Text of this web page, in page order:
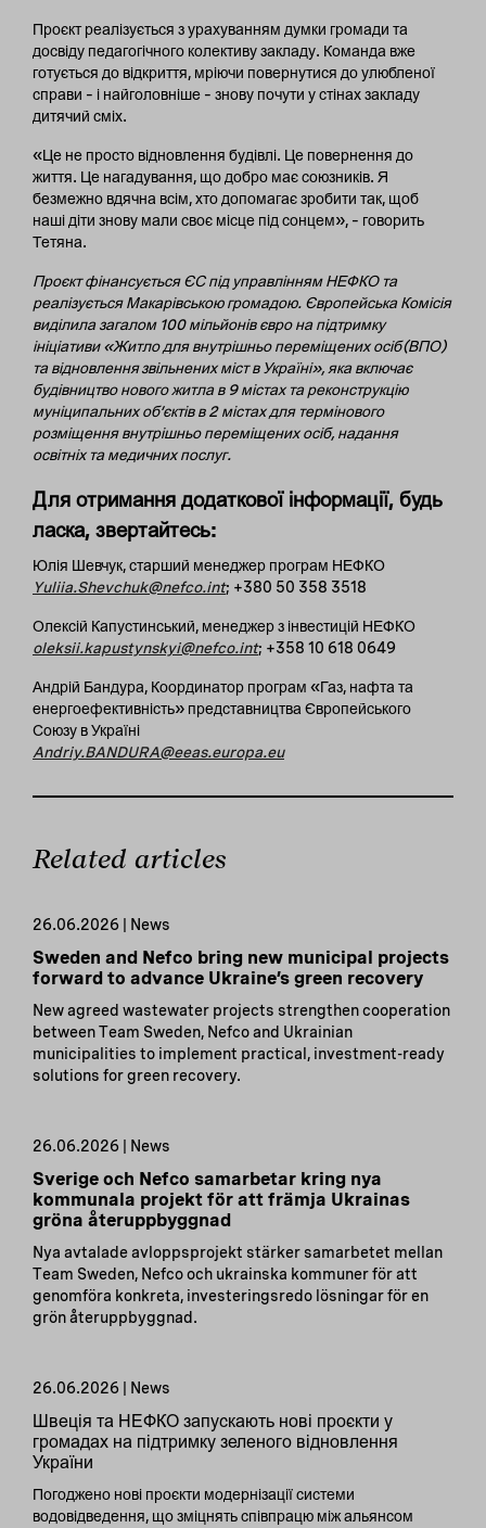
Проєкт реалізується з урахуванням думки громади та
досвіду педагогічного колективу закладу. Команда вже
готується до відкриття, мріючи повернутися до улюбленої
справи – і найголовніше – знову почути у стінах закладу
дитячий сміх.
«Це не просто відновлення будівлі. Це повернення до
життя. Це нагадування, що добро має союзників. Я
безмежно вдячна всім, хто допомагає зробити так, щоб
наші діти знову мали своє місце під сонцем», – говорить
Тетяна.
Проєкт фінансується ЄС під управлінням НЕФКО та
реалізується Макарівською громадою. Європейська Комісія
виділила загалом 100 мільйонів євро на підтримку
ініціативи «Житло для внутрішньо переміщених осіб (ВПО)
та відновлення звільнених міст в Україні», яка включає
будівництво нового житла в 9 містах та реконструкцію
муніципальних об’єктів в 2 містах для термінового
розміщення внутрішньо переміщених осіб, надання
освітніх та медичних послуг.
Для отримання додаткової інформації, будь
ласка, звертайтесь:
Юлія Шевчук, старший менеджер програм НЕФКО
Yuliia.Shevchuk@nefco.int; +380 50 358 3518
Олексій Капустинський, менеджер з інвестицій НЕФКО
oleksii.kapustynskyi@nefco.int; +358 10 618 0649
Андрій Бандура, Координатор програм «Газ, нафта та
енергоефективність» представництва Європейського
Союзу в Україні
Andriy.BANDURA@eeas.europa.eu
Related articles
26.06.2026 | News
Sweden and Nefco bring new municipal projects
forward to advance Ukraine’s green recovery
New agreed wastewater projects strengthen cooperation
between Team Sweden, Nefco and Ukrainian
municipalities to implement practical, investment-ready
solutions for green recovery.
26.06.2026 | News
Sverige och Nefco samarbetar kring nya
kommunala projekt för att främja Ukrainas
gröna återuppbyggnad
Nya avtalade avloppsprojekt stärker samarbetet mellan
Team Sweden, Nefco och ukrainska kommuner för att
genomföra konkreta, investeringsredo lösningar för en
grön återuppbyggnad.
26.06.2026 | News
Швеція та НЕФКО запускають нові проєкти у
громадах на підтримку зеленого відновлення
України
Погоджено нові проєкти модернізації системи
водовідведення, що зміцнять співпрацю між альянсом